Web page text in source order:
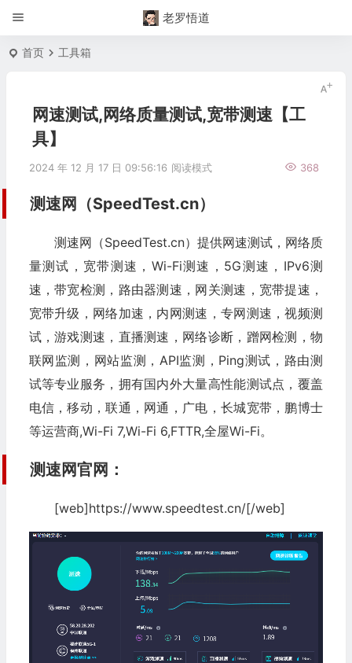
老罗悟道
首页 工具箱
网速测试,网络质量测试,宽带测速【工
具】
2024 年 12 月 17 日 09:56:16 368
阅读模式
测速网（SpeedTest.cn）
测速网（SpeedTest.cn）提供网速测试，网络质
量测试，宽带测速，Wi-Fi测速，5G测速，IPv6测
速，带宽检测，路由器测速，网关测速，宽带提速，
宽带升级，网络加速，内网测速，专网测速，视频测
试，游戏测速，直播测速，网络诊断，蹭网检测，物
联网监测，网站监测，API监测，Ping测试，路由测
试等专业服务，拥有国内外大量高性能测试点，覆盖
电信，移动，联通，网通，广电，长城宽带，鹏博士
等运营商,Wi-Fi 7,Wi-Fi 6,FTTR,全屋Wi-Fi。
测速网官网：
[web]https://www.speedtest.cn/[/web]